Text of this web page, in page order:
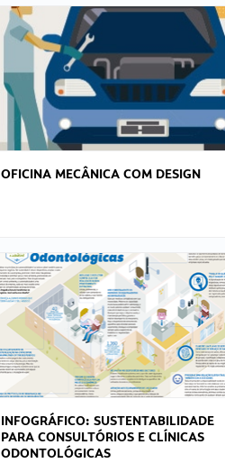
OFICINA MECÂNICA COM DESIGN
INFOGRÁFICO: SUSTENTABILIDADE
PARA CONSULTÓRIOS E CLÍNICAS
ODONTOLÓGICAS